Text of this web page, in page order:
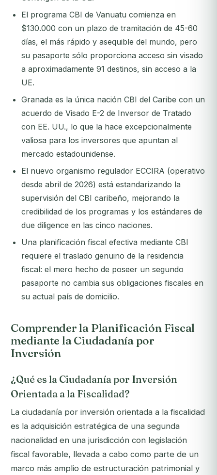
El programa CBI de Vanuatu comienza en
$130.000 con un plazo de tramitación de 45-60
días, el más rápido y asequible del mundo, pero
su pasaporte sólo proporciona acceso sin visado
a aproximadamente 91 destinos, sin acceso a la
UE.
Granada es la única nación CBI del Caribe con un
acuerdo de Visado E-2 de Inversor de Tratado
con EE. UU., lo que la hace excepcionalmente
valiosa para los inversores que apuntan al
mercado estadounidense.
El nuevo organismo regulador ECCIRA (operativo
desde abril de 2026) está estandarizando la
supervisión del CBI caribeño, mejorando la
credibilidad de los programas y los estándares de
due diligence en las cinco naciones.
Una planificación fiscal efectiva mediante CBI
requiere el traslado genuino de la residencia
fiscal: el mero hecho de poseer un segundo
pasaporte no cambia sus obligaciones fiscales en
su actual país de domicilio.
Comprender la Planificación Fiscal
mediante la Ciudadanía por
Inversión
¿Qué es la Ciudadanía por Inversión
Orientada a la Fiscalidad?
La ciudadanía por inversión orientada a la fiscalidad
es la adquisición estratégica de una segunda
nacionalidad en una jurisdicción con legislación
fiscal favorable, llevada a cabo como parte de un
marco más amplio de estructuración patrimonial y